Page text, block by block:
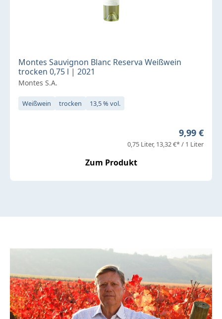
Montes Sauvignon Blanc Reserva Weißwein
trocken 0,75 l | 2021
Montes S.A.
Weißwein trocken 13,5 % vol.
Regulärer
9,99 €
0,75 Liter 13,32 €* / 1 Liter
Zum Produkt